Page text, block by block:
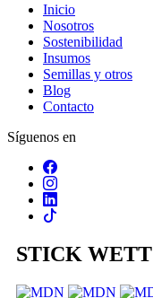
Inicio
Nosotros
Sostenibilidad
Insumos
Semillas y otros
Blog
Contacto
Síguenos en
STICK WETT